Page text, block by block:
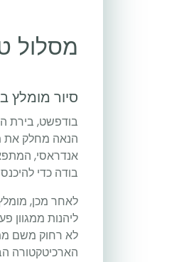
מסלול
סיור מומלץ
בודפשט, בירת
הנאה מחלק את
אנדראסי,
בודה כדי
לאחר מכן,
ליהנות ממגוון
לא רחוק משם
הארכיטקטורה